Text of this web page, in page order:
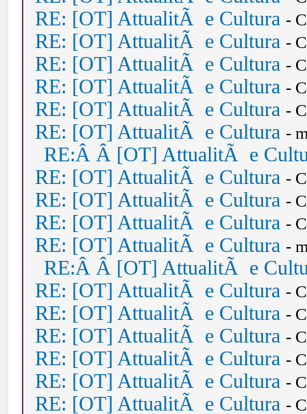
RE: [OT] AttualitÃ e Cultura -
RE: [OT] AttualitÃ e Cultura -
RE: [OT] AttualitÃ e Cultura -
RE: [OT] AttualitÃ e Cultura -
RE: [OT] AttualitÃ e Cultura -
RE: [OT] AttualitÃ e Cultura -
RE:Â Â [OT] AttualitÃ e
RE: [OT] AttualitÃ e Cultura -
RE: [OT] AttualitÃ e Cultura -
RE: [OT] AttualitÃ e Cultura -
RE: [OT] AttualitÃ e Cultura -
RE:Â Â [OT] AttualitÃ e
RE: [OT] AttualitÃ e Cultura -
RE: [OT] AttualitÃ e Cultura -
RE: [OT] AttualitÃ e Cultura -
RE: [OT] AttualitÃ e Cultura -
RE: [OT] AttualitÃ e Cultura -
RE: [OT] AttualitÃ e Cultura -